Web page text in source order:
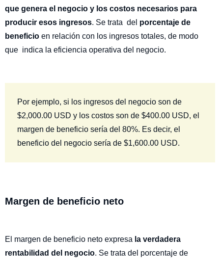
que genera el negocio y los costos necesarios para
producir esos ingresos. Se trata del porcentaje de
beneficio en relación con los ingresos totales, de modo
que indica la eficiencia operativa del negocio.
Por ejemplo, si los ingresos del negocio son de
$2,000.00 USD y los costos son de $400.00 USD, el
margen de beneficio sería del 80%. Es decir, el
beneficio del negocio sería de $1,600.00 USD.
Margen de beneficio neto
El margen de beneficio neto expresa la verdadera
rentabilidad del negocio. Se trata del porcentaje de